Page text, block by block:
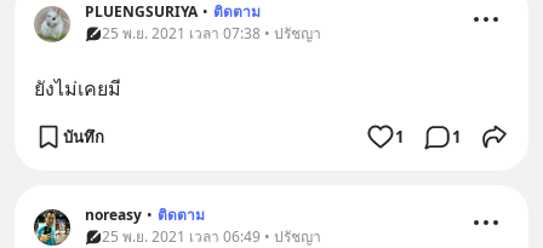
PLUENGSURIYA • ติดตาม
25 พ.ย. 2021 เวลา 07:38 • ปรัชญา
ยังไม่เคยมี
บันทึก 1 1
noreasy • ติดตาม
25 พ.ย. 2021 เวลา 06:49 • ปรัชญา